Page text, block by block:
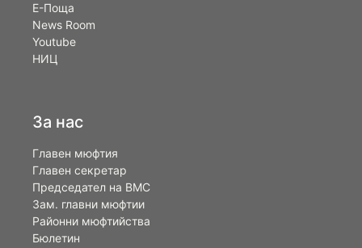
Е-Поща
News Room
Youtube
НИЦ
За нас
Главен мюфтия
Главен секретар
Председател на ВМС
Зам. главни мюфтии
Районни мюфтийства
Бюлетин